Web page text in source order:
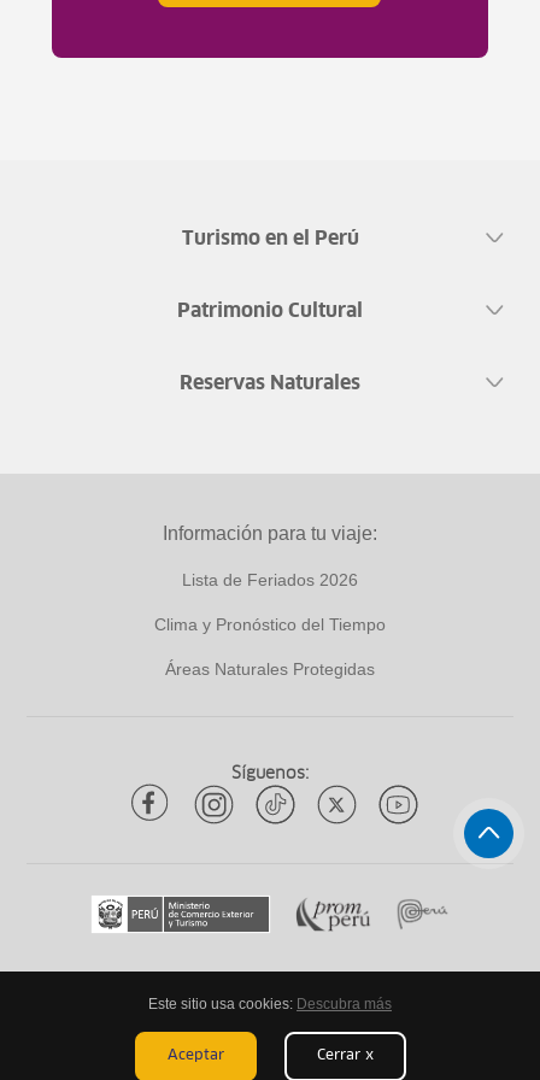
Turismo en el Perú
Patrimonio Cultural
Reservas Naturales
Información para tu viaje:
Lista de Feriados 2026
Clima y Pronóstico del Tiempo
Áreas Naturales Protegidas
Síguenos:
Todos los derechos reservadosytuqueplanes 2026
Este sitio usa cookies: Descubra más
Aceptar Cerrar x